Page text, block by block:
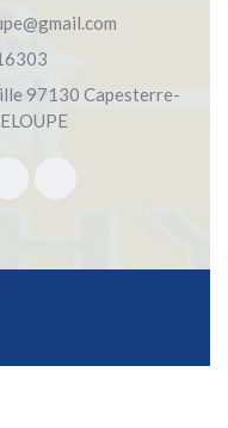
97130 Capesterre-